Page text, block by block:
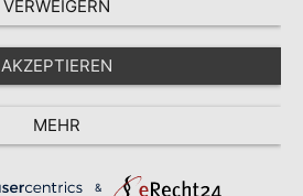
VERWEIGERN
AKZEPTIEREN
MEHR
&